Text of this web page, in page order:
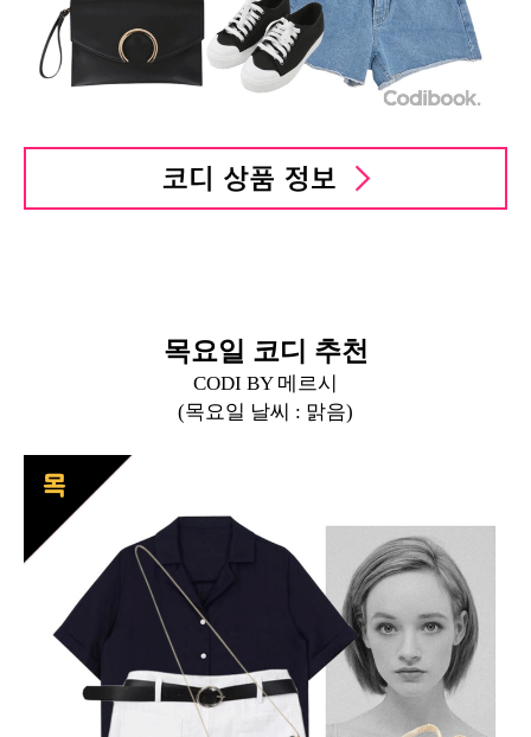
목요일 코디 추천
CODI BY 메르시
(목요일 날씨 : 맑음)